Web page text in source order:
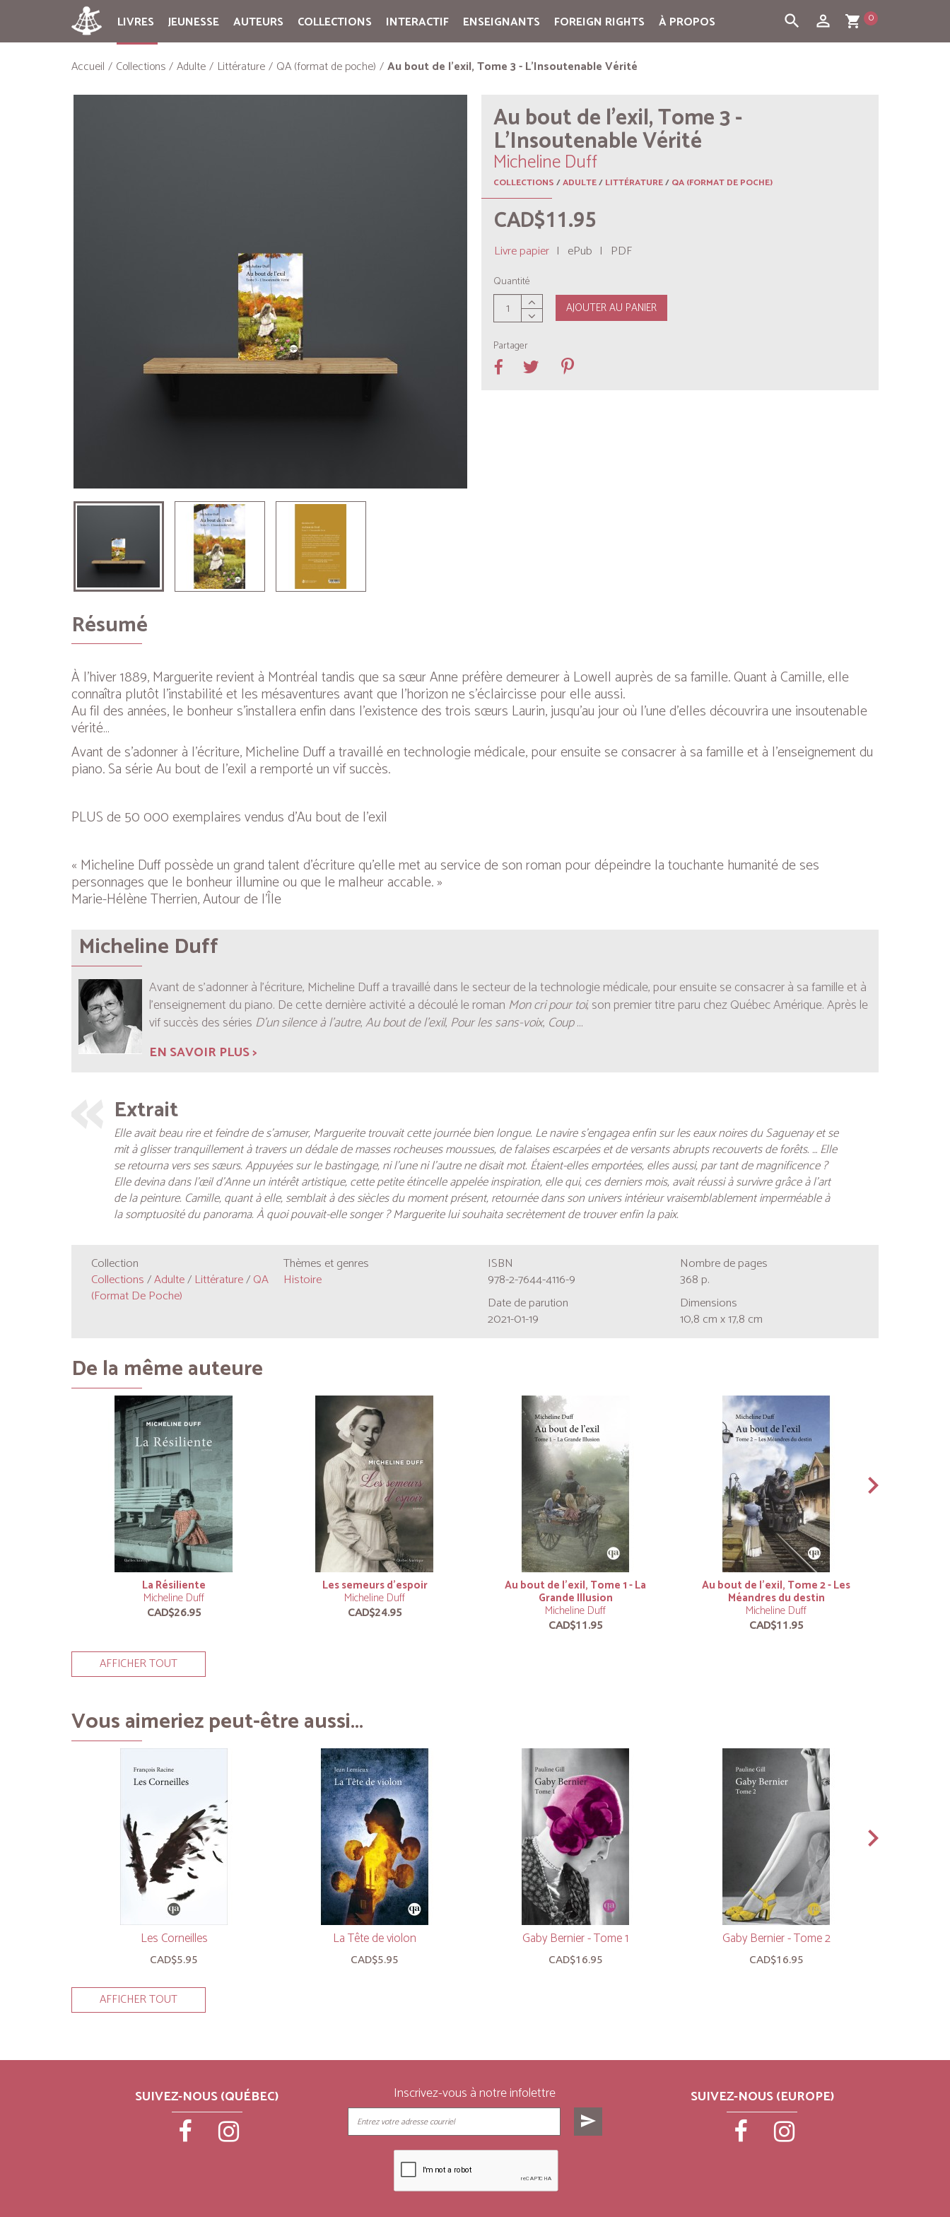
LIVRES JEUNESSE AUTEURS COLLECTIONS INTERACTIF ENSEIGNANTS FOREIGN RIGHTS À PROPOS shopping_cart 0
person_outline
search
(vide)
Accueil Collections Adulte Littérature QA (format de poche) Au bout de l’exil, Tome 3 - L’Insoutenable Vérité
Au bout de l’exil, Tome 3 -
L’Insoutenable Vérité
Micheline Duff
COLLECTIONS/ADULTE/LITTÉRATURE/QA (FORMAT DE POCHE)
CAD$11.95
Livre papier | ePub | PDF
Quantité
AJOUTER AU PANIER
Partager
Résumé
À l’hiver 1889, Marguerite revient à Montréal tandis que sa sœur Anne préfère demeurer à Lowell auprès de sa famille. Quant à Camille, elle
connaîtra plutôt l’instabilité et les mésaventures avant que l’horizon ne s’éclaircisse pour elle aussi.
Au fil des années, le bonheur s’installera enfin dans l’existence des trois sœurs Laurin, jusqu’au jour où l’une d’elles découvrira une insoutenable
vérité…
Avant de s’adonner à l’écriture, Micheline Duff a travaillé en technologie médicale, pour ensuite se consacrer à sa famille et à l’enseignement du
piano. Sa série Au bout de l’exil a remporté un vif succès.
PLUS de 50 000 exemplaires vendus d’Au bout de l’exil
« Micheline Duff possède un grand talent d’écriture qu’elle met au service de son roman pour dépeindre la touchante humanité de ses
personnages que le bonheur illumine ou que le malheur accable. »
Marie-Hélène Therrien, Autour de l’Île
Micheline Duff
Avant de s’adonner à l’écriture, Micheline Duff a travaillé dans le secteur de la technologie médicale, pour ensuite se consacrer à sa famille et à
l’enseignement du piano. De cette dernière activité a découlé le roman Mon cri pour toi, son premier titre paru chez Québec Amérique. Après le
vif succès des séries D’un silence à l’autre,Au bout de l’exil, Pour les sans-voix, Coup...
EN SAVOIR PLUS >
Extrait
Elle avait beau rire et feindre de s’amuser, Marguerite trouvait cette journée bien longue. Le navire s’engagea enfin sur les eaux noires du Saguenay et se
mit à glisser tranquillement à travers un dédale de masses rocheuses moussues, de falaises escarpées et de versants abrupts recouverts de forêts. … Elle
se retourna vers ses sœurs. Appuyées sur le bastingage, ni l’une ni l’autre ne disait mot. Étaient-elles emportées, elles aussi, par tant de magnificence ?
Elle devina dans l’œil d’Anne un intérêt artistique, cette petite étincelle appelée inspiration, elle qui, ces derniers mois, avait réussi à survivre grâce à l’art
de la peinture. Camille, quant à elle, semblait à des siècles du moment présent, retournée dans son univers intérieur vraisemblablement imperméable à
la somptuosité du panorama. À quoi pouvait-elle songer ? Marguerite lui souhaita secrètement de trouver enfin la paix.
Collection
Collections/Adulte/ Littérature/QA
(format De Poche)
Thèmes et genres
Histoire
ISBN
978-2-7644-4116-9
Date de parution
2021-01-19
Nombre de pages
368 p.
Dimensions
10,8 cm x 17,8 cm
De la même auteure
La Résiliente
Micheline Duff
CAD$26.95
Les semeurs d’espoir
Micheline Duff
CAD$24.95
Au bout de l’exil, Tome 1 - La
Grande Illusion
Micheline Duff
CAD$11.95
Au bout de l’exil, Tome 2 - Les
Méandres du destin
Micheline Duff
CAD$11.95
AFFICHER TOUT
Vous aimeriez peut-être aussi...
Les Corneilles
CAD$5.95
La Tête de violon
CAD$5.95
Gaby Bernier - Tome 1
CAD$16.95
Gaby Bernier - Tome 2
CAD$16.95
AFFICHER TOUT
SUIVEZ-NOUS (QUÉBEC) Inscrivez-vous à notre infolettre
send
SUIVEZ-NOUS (EUROPE)